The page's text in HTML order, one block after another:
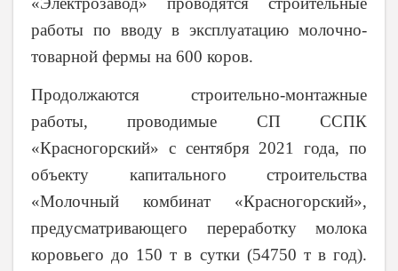
работы по вводу в эксплуатацию молочно-
товарной фермы на 600 коров.
Продолжаются строительно-монтажные
работы, проводимые СП ССПК
«Красногорский» с сентября 2021 года, по
объекту капитального строительства
«Молочный комбинат «Красногорский»,
предусматривающего переработку молока
коровьего до 150 т в сутки (54750 т в год).